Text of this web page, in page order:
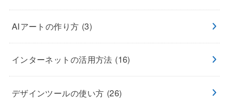
AIアートの作り方 (3)
インターネットの活用方法 (16)
デザインツールの使い方 (26)